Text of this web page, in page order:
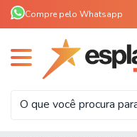
Compre pelo Whatsapp